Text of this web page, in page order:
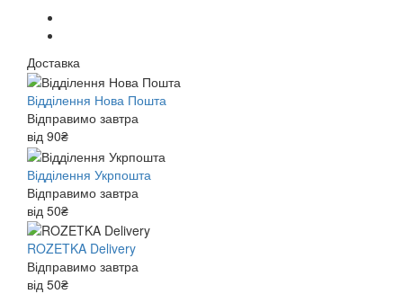
Доставка
Відділення Нова Пошта
Відправимо завтра
від 90₴
Відділення Укрпошта
Відправимо завтра
від 50₴
ROZETKA Delivery
Відправимо завтра
від 50₴